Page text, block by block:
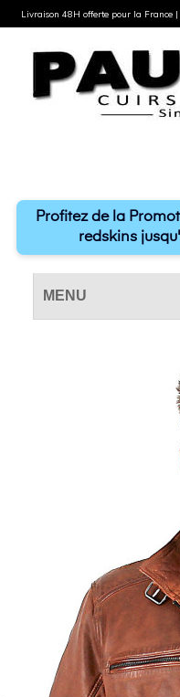
Profitez de la
redskins
MENU
Livraison 48H offerte pour la France